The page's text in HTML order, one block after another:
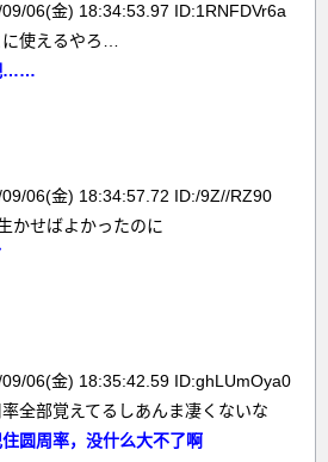
06(金) 18:34:53.97 ID:1RNFDVr6a
使えるやろ…
……
06(金) 18:34:57.72 ID:/9Z//RZ90
かせばよかったのに
06(金) 18:35:42.59 ID:ghLUmOya0
全部覚えてるしあんま凄くないな
圆周率，没什么大不了啊